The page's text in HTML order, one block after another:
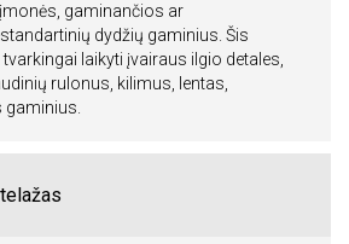
gaminančios ar
dydžių gaminius. Šis
laikyti įvairaus ilgio detales,
rulonus, kilimus, lentas,
gaminius.